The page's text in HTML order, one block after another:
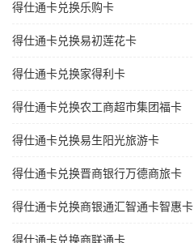
得仕通卡兑换乐购卡
得仕通卡兑换易初莲花卡
得仕通卡兑换家得利卡
得仕通卡兑换农工商超市集团福卡
得仕通卡兑换易生阳光旅游卡
得仕通卡兑换晋商银行万德商旅卡
得仕通卡兑换商银通汇智通卡智惠卡
得仕通卡兑换商联通卡